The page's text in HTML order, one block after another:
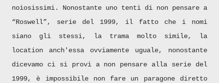
noiosissimi. Nonostante uno tenti di non pensare a
“Roswell”, serie del 1999, il fatto che i nomi
siano gli stessi, la trama molto simile, la
location anch'essa ovviamente uguale, nonostante
dicevamo ci si provi a non pensare alla serie del
1999, è impossibile non fare un paragone diretto